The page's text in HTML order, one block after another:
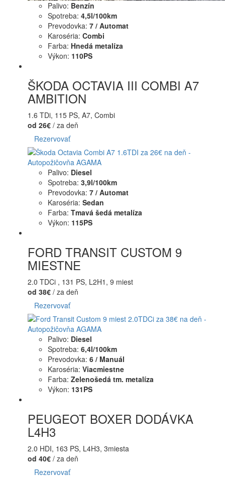
Palivo: Benzín
Spotreba: 4,5l/100km
Prevodovka: 7 / Automat
Karoséria: Combi
Farba: Hnedá metalíza
Výkon: 110PS
ŠKODA OCTAVIA III COMBI A7
AMBITION
1.6 TDi, 115 PS, A7, Combi
od 26€ / za deň
Rezervovať
Palivo: Diesel
Spotreba: 3,9l/100km
Prevodovka: 7 / Automat
Karoséria: Sedan
Farba: Tmavá šedá metalíza
Výkon: 115PS
FORD TRANSIT CUSTOM 9
MIESTNE
2.0 TDCi , 131 PS, L2H1, 9 miest
od 38€ / za deň
Rezervovať
Palivo: Diesel
Spotreba: 6,4l/100km
Prevodovka: 6 / Manuál
Karoséria: Viacmiestne
Farba: Zelenošedá tm. metalíza
Výkon: 131PS
PEUGEOT BOXER DODÁVKA
L4H3
2.0 HDI, 163 PS, L4H3, 3miesta
od 40€ / za deň
Rezervovať